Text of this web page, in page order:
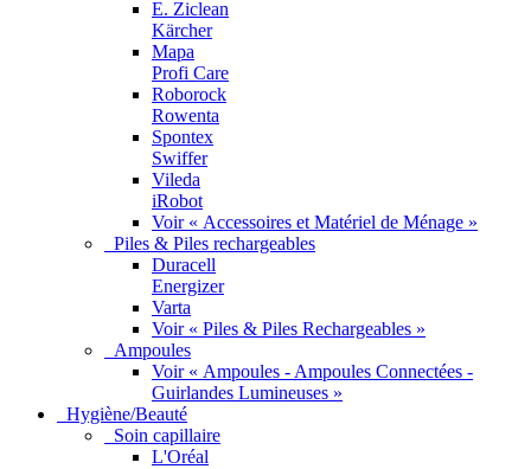
E. Ziclean
Kärcher
Mapa
Profi Care
Roborock
Rowenta
Spontex
Swiffer
Vileda
iRobot
Voir « Accessoires et Matériel de Ménage »
Piles & Piles rechargeables
Duracell
Energizer
Varta
Voir « Piles & Piles Rechargeables »
Ampoules
Voir « Ampoules - Ampoules Connectées -
Guirlandes Lumineuses »
Hygiène/Beauté
Soin capillaire
L'Oréal